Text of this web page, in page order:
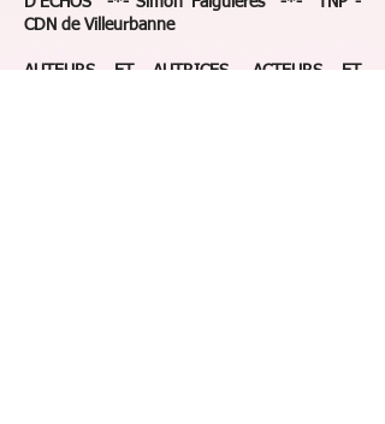
CDN de Villeurbanne
AUTEURS ET AUTRICES, ACTEURS ET